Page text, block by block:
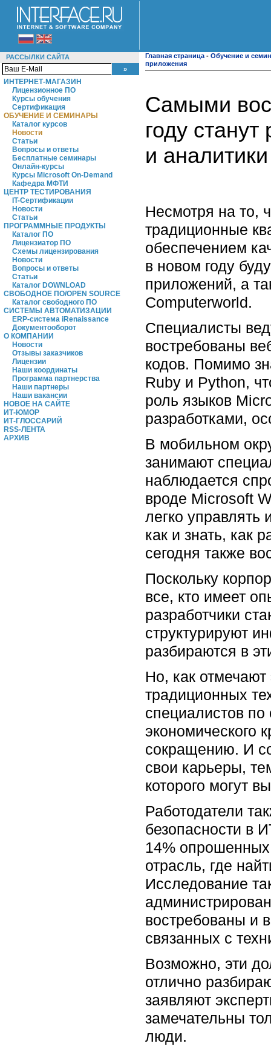
РАССЫЛКИ САЙТА
ИНТЕРНЕТ-МАГАЗИН
Лицензионное ПО
Курсы обучения
Сертификация
ОБУЧЕНИЕ И СЕМИНАРЫ
Каталог курсов
Новости
Статьи
Вопросы и ответы
Бесплатные семинары
Онлайн-курсы
Курсы Microsoft On-Demand
Кафедра МФТИ
ЦЕНТР ТЕСТИРОВАНИЯ
IT-Сертификации
Новости
Статьи
ПРОГРАММНЫЕ ПРОДУКТЫ
Каталог ПО
Лицензиатор ПО
Схемы лицензирования
Новости
Вопросы и ответы
Статьи
Каталог DOWNLOAD
СВОБОДНОЕ ПО/OPEN SOURCE
Каталог свободного ПО
СИСТЕМЫ АВТОМАТИЗАЦИИ
ERP-система iRenaissance
Документооборот
О КОМПАНИИ
Новости
Отзывы заказчиков
Лицензии
Наши координаты
Программа партнерства
Наши партнеры
Наши вакансии
НОВОЕ НА САЙТЕ
ИТ-ЮМОР
ИТ-ГЛОССАРИЙ
RSS-ЛЕНТА
АРХИВ
Главная страница - Обучение и
приложения
Самыми
году
и
Несмотря на то,
традиционные
обеспечением
в новом году
приложений, а
Computerworld.
Специалисты
востребованы
кодов. Помимо
Ruby и Python,
роль языков
разработками,
В мобильном
занимают
наблюдается
вроде Microsoft
легко управлять
как и знать, как
сегодня также
Поскольку
все, кто имеет
разработчики
структурируют
разбираются в
Но, как отмечают
традиционных
специалистов
экономического
сокращению. И
свои карьеры,
которого могут
Работодатели
безопасности в
14% опрошенных
отрасль, где
Исследование
востребованы и
связанных с
Возможно, эти
отлично
заявляют
замечательны
люди.